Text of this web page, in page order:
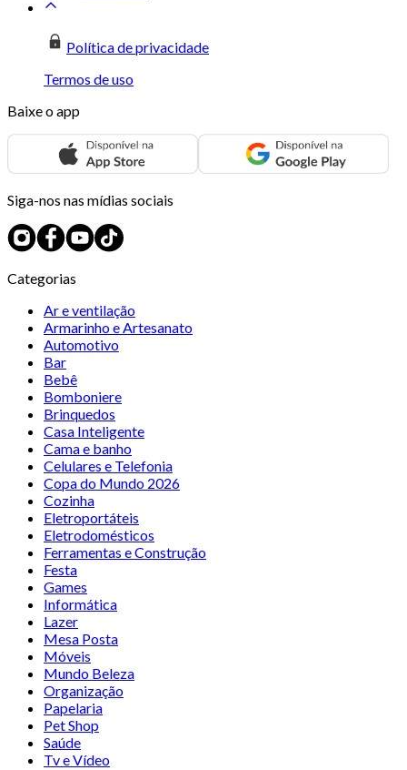
Política de privacidade
Termos de uso
Baixe o app
Siga-nos nas mídias sociais
Categorias
Ar e ventilação
Armarinho e Artesanato
Automotivo
Bar
Bebê
Bomboniere
Brinquedos
Casa Inteligente
Cama e banho
Celulares e Telefonia
Copa do Mundo 2026
Cozinha
Eletroportáteis
Eletrodomésticos
Ferramentas e Construção
Festa
Games
Informática
Lazer
Mesa Posta
Móveis
Mundo Beleza
Organização
Papelaria
Pet Shop
Saúde
Tv e Vídeo